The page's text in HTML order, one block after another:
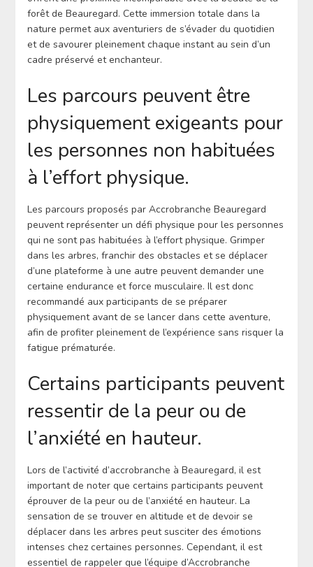
forêt de Beauregard. Cette immersion totale dans la
nature permet aux aventuriers de s’évader du quotidien
et de savourer pleinement chaque instant au sein d’un
cadre préservé et enchanteur.
Les parcours peuvent être
physiquement exigeants pour
les personnes non habituées
à l’effort physique.
Les parcours proposés par Accrobranche Beauregard
peuvent représenter un défi physique pour les personnes
qui ne sont pas habituées à l’effort physique. Grimper
dans les arbres, franchir des obstacles et se déplacer
d’une plateforme à une autre peuvent demander une
certaine endurance et force musculaire. Il est donc
recommandé aux participants de se préparer
physiquement avant de se lancer dans cette aventure,
afin de profiter pleinement de l’expérience sans risquer la
fatigue prématurée.
Certains participants peuvent
ressentir de la peur ou de
l’anxiété en hauteur.
Lors de l’activité d’accrobranche à Beauregard, il est
important de noter que certains participants peuvent
éprouver de la peur ou de l’anxiété en hauteur. La
sensation de se trouver en altitude et de devoir se
déplacer dans les arbres peut susciter des émotions
intenses chez certaines personnes. Cependant, il est
essentiel de rappeler que l’équipe d’Accrobranche